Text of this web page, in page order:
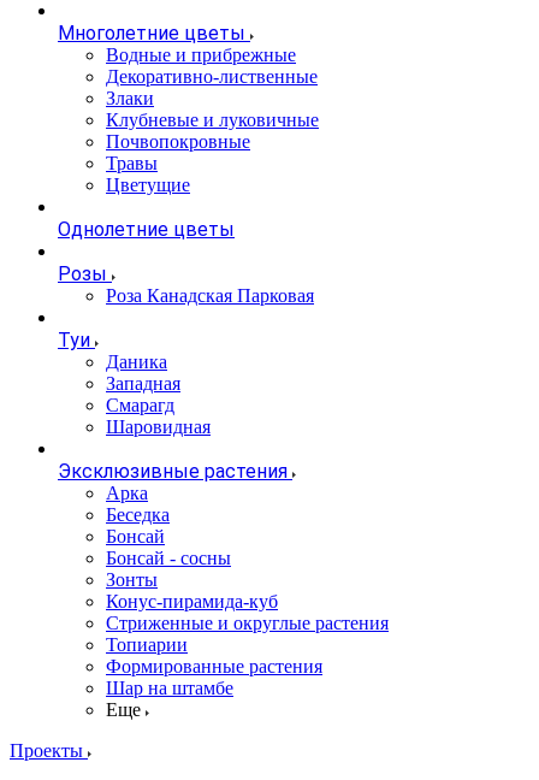
Многолетние цветы
Водные и прибрежные
Декоративно-лиственные
Злаки
Клубневые и луковичные
Почвопокровные
Травы
Цветущие
Однолетние цветы
Розы
Роза Канадская Парковая
Туи
Даника
Западная
Смарагд
Шаровидная
Эксклюзивные растения
Арка
Беседка
Бонсай
Бонсай - сосны
Зонты
Конус-пирамида-куб
Стриженные и округлые растения
Топиарии
Формированные растения
Шар на штамбе
Еще
Проекты